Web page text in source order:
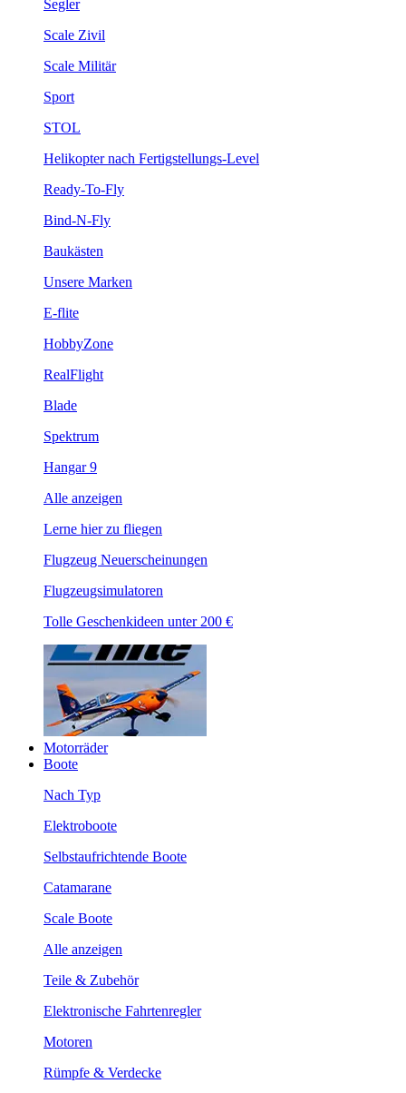
Segler
Scale Zivil
Scale Militär
Sport
STOL
Helikopter nach Fertigstellungs-Level
Ready-To-Fly
Bind-N-Fly
Baukästen
Unsere Marken
E-flite
HobbyZone
RealFlight
Blade
Spektrum
Hangar 9
Alle anzeigen
Lerne hier zu fliegen
Flugzeug Neuerscheinungen
Flugzeugsimulatoren
Tolle Geschenkideen unter 200 €
Motorräder
Boote
Nach Typ
Elektroboote
Selbstaufrichtende Boote
Catamarane
Scale Boote
Alle anzeigen
Teile & Zubehör
Elektronische Fahrtenregler
Motoren
Rümpfe & Verdecke